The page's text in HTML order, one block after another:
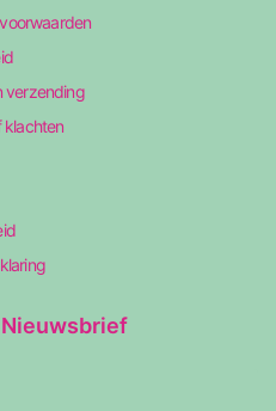
verzending
klachten